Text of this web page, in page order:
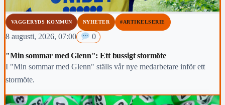
VAGGERYDS KOMMUN NYHETER #ARTIKELSERIE
8 augusti, 2026, 07:00 0
"Min sommar med Glenn": Ett bussigt stormöte
I "Min sommar med Glenn" ställs vår nye medarbetare inför ett
stormöte.